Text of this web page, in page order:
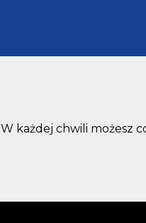
W każdej chwili możesz